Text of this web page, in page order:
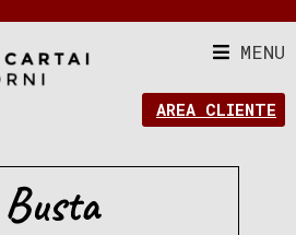
MENU
AREA CLIENTE
Busta